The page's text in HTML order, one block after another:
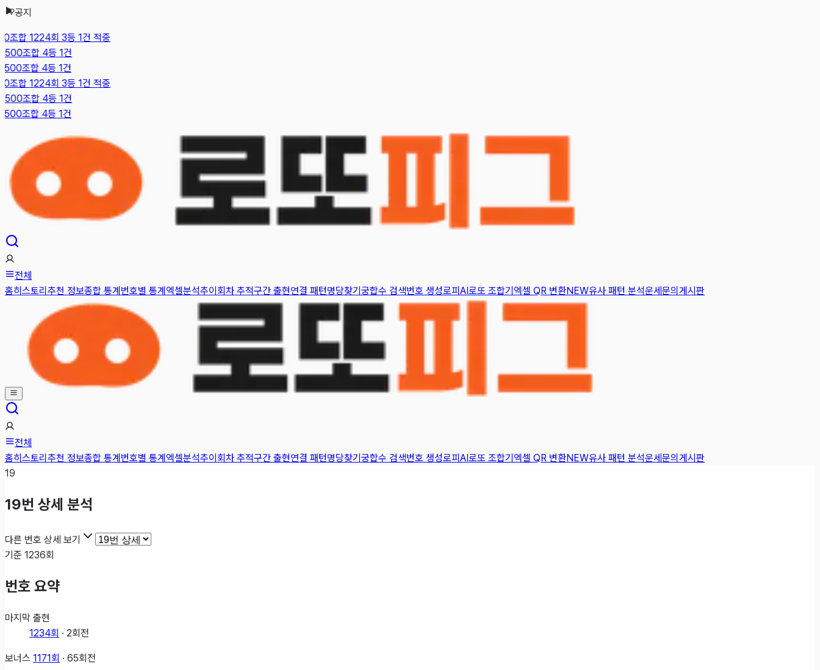
공지
합 1224회 3등 1건 적중
조합 4등 1건
조합 4등 1건
합 1224회 3등 1건 적중
조합 4등 1건
조합 4등 1건
전체
홈히스토리 추천 정보종합 통계번호별 통계엑셀분석추이 회차 추적구간 출현연결 패턴명당찾기궁합수 검색번호 생성로피AI로또 조합기엑셀 QR 변환NEW유사 패턴 분석운세문의게시판
전체
홈히스토리 추천 정보종합 통계번호별 통계엑셀분석추이 회차 추적구간 출현연결 패턴명당찾기궁합수 검색번호 생성로피AI로또 조합기엑셀 QR 변환NEW유사 패턴 분석운세문의게시판
19
19번 상세 분석
다른 번호 상세 보기
기준 1236회
번호 요약
마지막 출현
1234회 · 2회전
보너스 1171회 · 65회전